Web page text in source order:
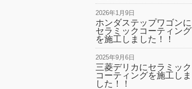
2026年1月9日
ホンダステップワゴンに
セラミックコーティング
を施工しました！！
2025年9月6日
三菱デリカにセラミック
コーティングを施工しま
した！！